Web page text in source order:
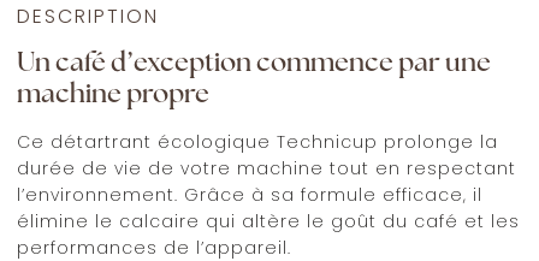
DESCRIPTION
Un café d’exception commence par une
machine propre
Ce détartrant écologique Technicup prolonge la
durée de vie de votre machine tout en respectant
l’environnement. Grâce à sa formule efficace, il
élimine le calcaire qui altère le goût du café et les
performances de l’appareil.